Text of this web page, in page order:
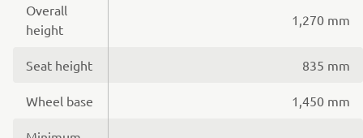
Overall
height
1,270 mm
Seat height 835 mm
Wheel base 1,450 mm